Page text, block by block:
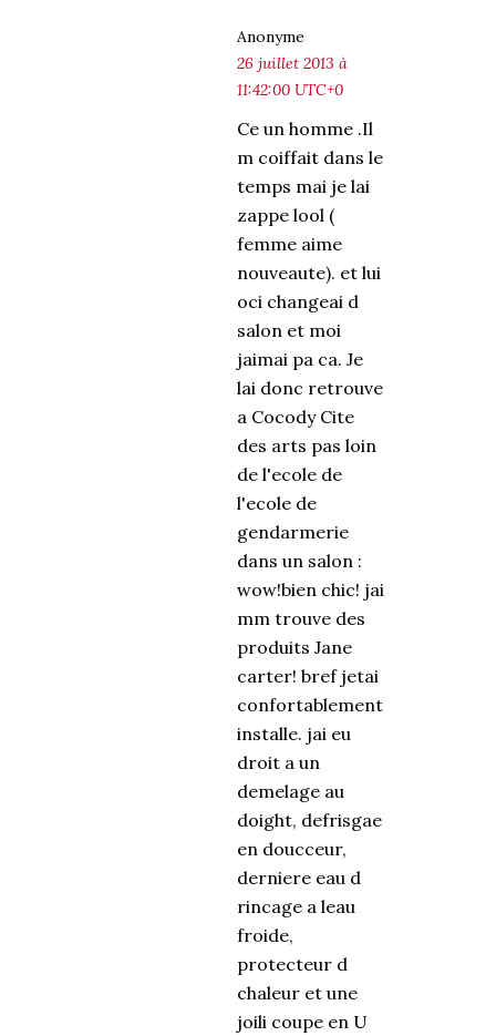
Anonyme
26 juillet 2013 à
11:42:00 UTC+0
Ce un homme .Il
m coiffait dans le
temps mai je lai
zappe lool (
femme aime
nouveaute). et lui
oci changeai d
salon et moi
jaimai pa ca. Je
lai donc retrouve
a Cocody Cite
des arts pas loin
de l'ecole de
l'ecole de
gendarmerie
dans un salon :
wow!bien chic! jai
mm trouve des
produits Jane
carter! bref jetai
confortablement
installe. jai eu
droit a un
demelage au
doight, defrisgae
en doucceur,
derniere eau d
rincage a leau
froide,
protecteur d
chaleur et une
joili coupe en U